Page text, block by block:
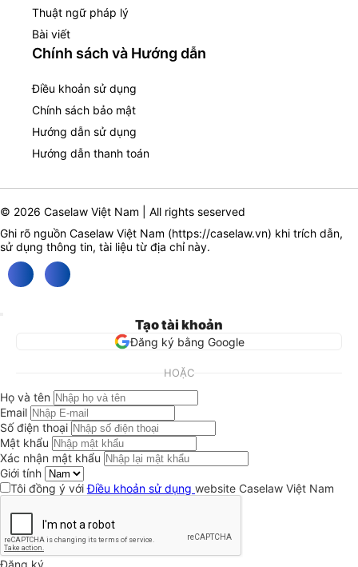
Thuật ngữ pháp lý
Bài viết
Chính sách và Hướng dẫn
Điều khoản sử dụng
Chính sách bảo mật
Hướng dẫn sử dụng
Hướng dẫn thanh toán
© 2026 Caselaw Việt Nam | All rights seserved
Ghi rõ nguồn Caselaw Việt Nam (https://caselaw.vn) khi trích dẫn,
sử dụng thông tin, tài liệu từ địa chỉ này.
Tạo tài khoản
Đăng ký bằng Google
HOẶC
Họ và tên
Email
Số điện thoại
Mật khẩu
Xác nhận mật khẩu
Giới tính
Tôi đồng ý vớiĐiều khoản sử dụng website Caselaw Việt Nam
Đăng ký